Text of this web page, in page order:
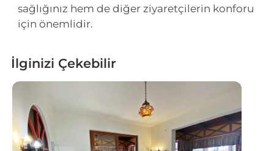
sağlığınız hem de diğer ziyaretçilerin konforu
için önemlidir.
İlginizi Çekebilir